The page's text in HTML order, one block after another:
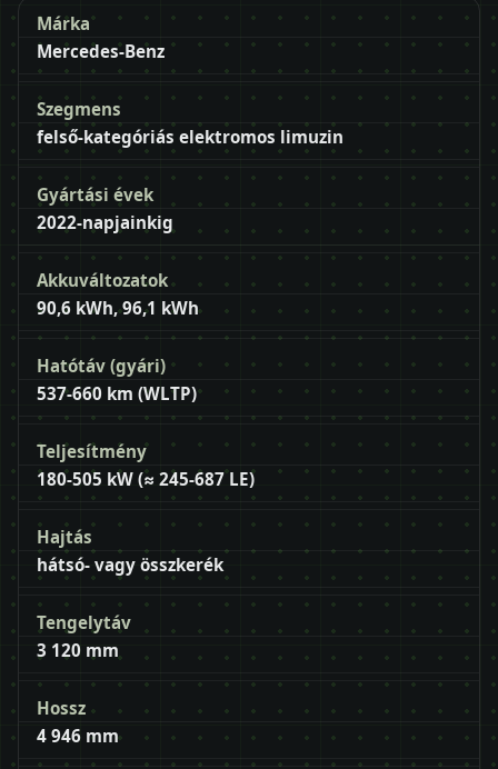
Márka
Mercedes-Benz
Szegmens
felső-kategóriás elektromos limuzin
Gyártási évek
2022-napjainkig
Akkuváltozatok
90,6 kWh, 96,1 kWh
Hatótáv (gyári)
537-660 km (WLTP)
Teljesítmény
180-505 kW (≈ 245-687 LE)
Hajtás
hátsó- vagy összkerék
Tengelytáv
3 120 mm
Hossz
4 946 mm